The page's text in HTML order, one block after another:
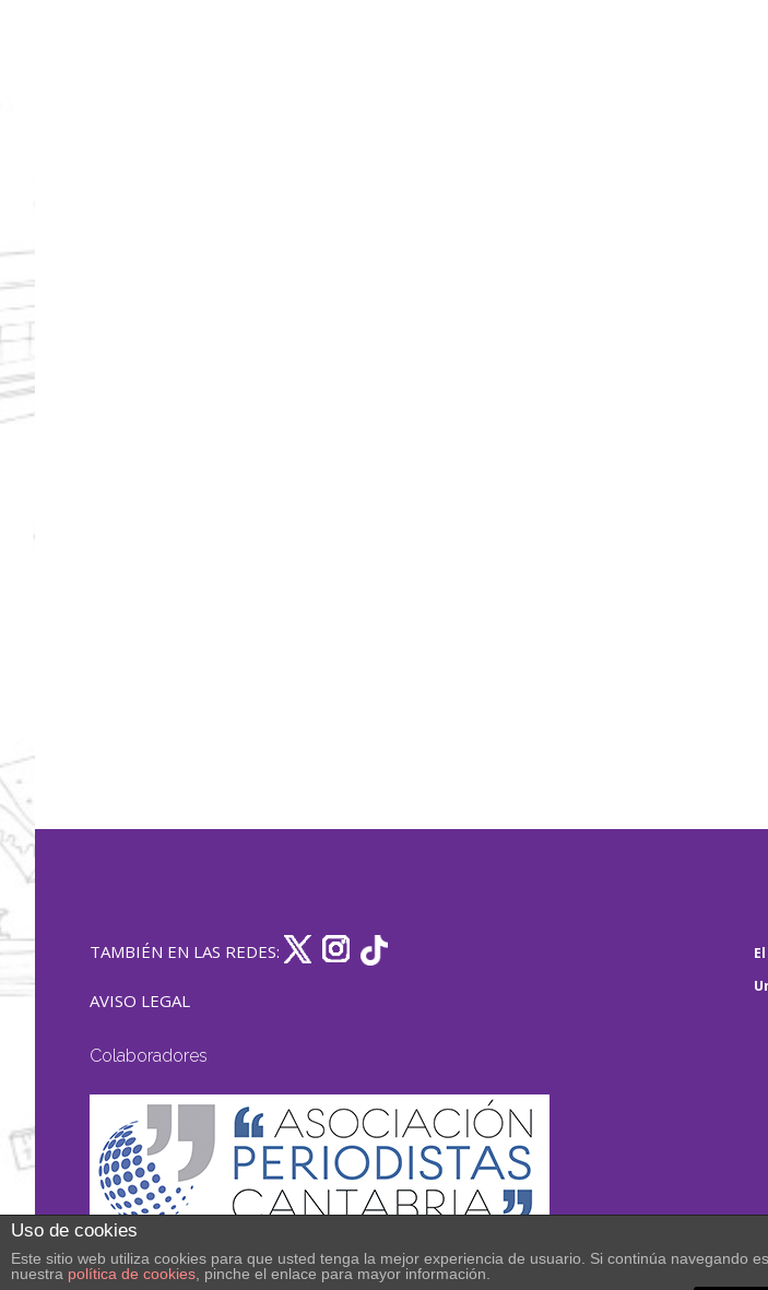
TAMBIÉN EN LAS REDES:
AVISO LEGAL
Colaboradores
Uso de cookies
Este sitio web utiliza cookies para que usted tenga la mejor experiencia de usuario. Si continúa navegando
nuestra política de cookies , pinche el enlace para mayor información.